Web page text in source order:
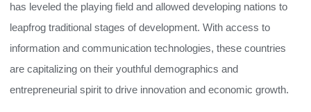
has leveled the playing field and allowed developing nations to
leapfrog traditional stages of development. With access to
information and communication technologies, these countries
are capitalizing on their youthful demographics and
entrepreneurial spirit to drive innovation and economic growth.